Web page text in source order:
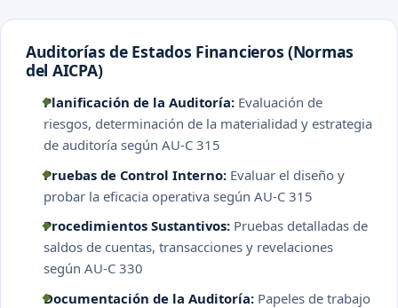
Auditorías de Estados Financieros (Normas
del AICPA)
Planificación de la Auditoría: Evaluación de
riesgos, determinación de la materialidad y estrategia
de auditoría según AU-C 315
Pruebas de Control Interno: Evaluar el diseño y
probar la eficacia operativa según AU-C 315
Procedimientos Sustantivos: Pruebas detalladas de
saldos de cuentas, transacciones y revelaciones
según AU-C 330
Documentación de la Auditoría: Papeles de trabajo